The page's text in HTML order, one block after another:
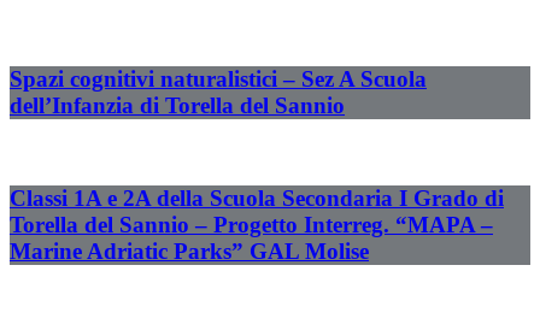
Spazi cognitivi naturalistici – Sez A Scuola
dell’Infanzia di Torella del Sannio
Classi 1A e 2A della Scuola Secondaria I Grado di
Torella del Sannio – Progetto Interreg. “MAPA –
Marine Adriatic Parks” GAL Molise